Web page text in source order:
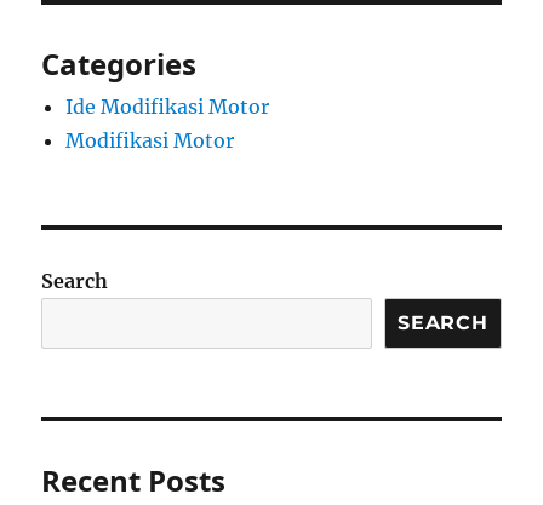
Categories
Ide Modifikasi Motor
Modifikasi Motor
Search
SEARCH
Recent Posts